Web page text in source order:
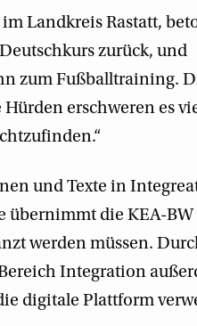
Landkreis Rastatt,
zurück, und
zum Fußballtraining.
erschweren es
und Texte in
die KEA-BW
werden müssen.
Integration
digitale Plattform